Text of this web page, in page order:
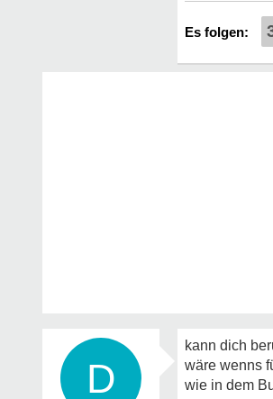
D
kann dich
wäre wenns
wie in dem